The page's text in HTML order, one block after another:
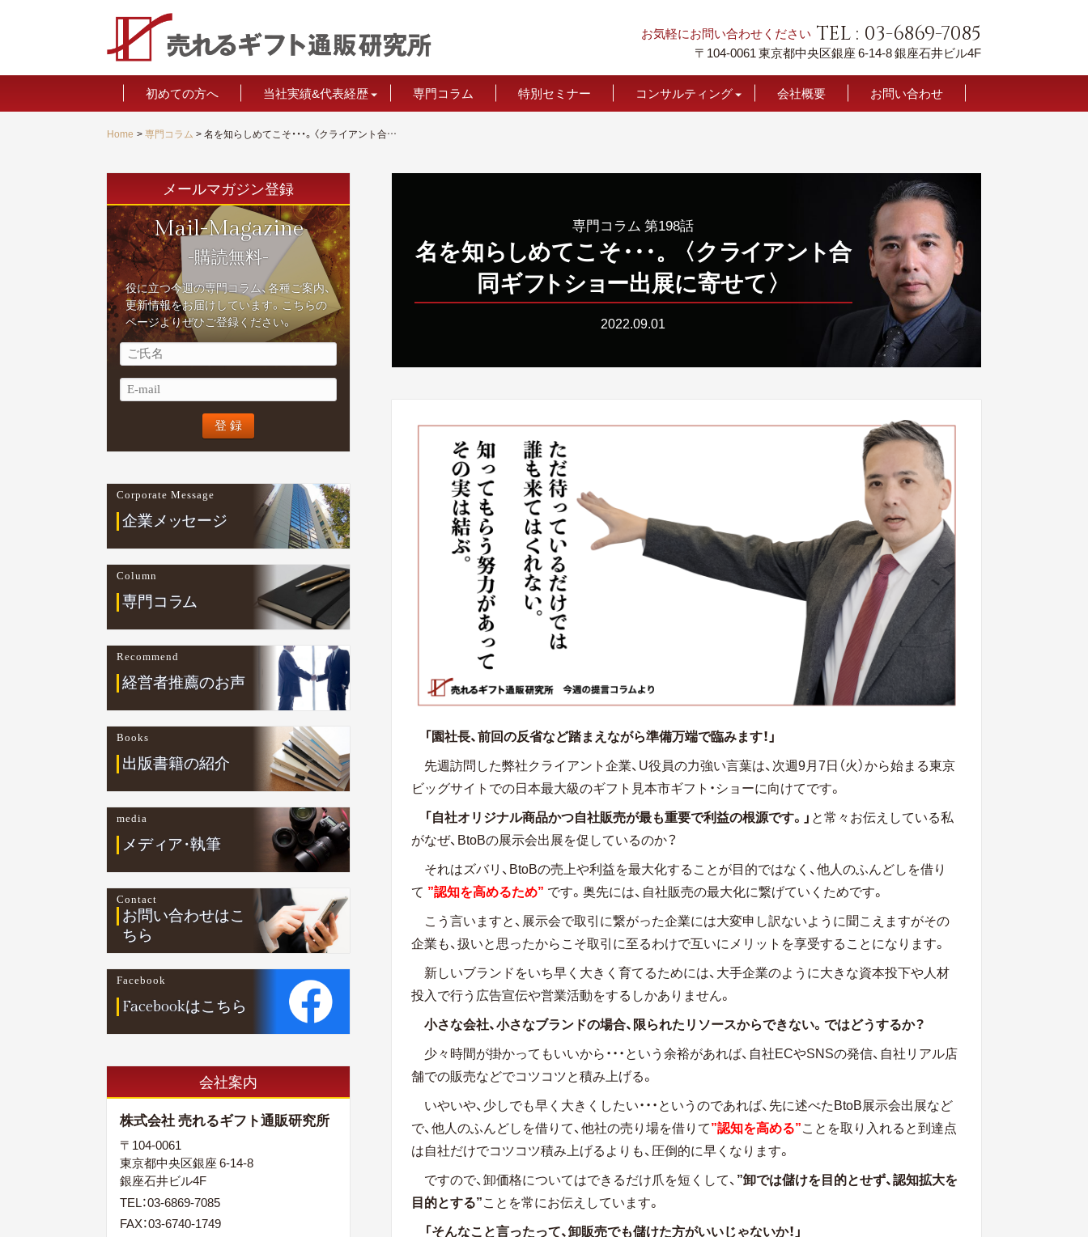
お気軽にお問い合わせください TEL : 03-6869-7085
〒104-0061東京都中央区銀座 6-14-8銀座石井ビル4F
初めての方へ
当社実績&代表経歴
経営者推薦のお声
専門コラム 特別セミナー
コンサルティング
価格について
会社概要 お問い合わせ
Home 専門コラム 名を知らしめてこそ・・・。〈クライアント合同ギフトショー出展に寄せて〉
専門コラム 第198話
名を知ら しめてこ そ・・・。 〈ク ライアン ト合
同ギフトショー出展に寄せて〉
2022.09.01
「園社長、前回の反省など踏まえながら準備万端で臨みます！」
先週訪問した弊社クライアント企業、U役員の力強い言葉は、次週9月7日（火）から始まる東京
ビッグサイトでの日本最大級のギフト見本市ギフト・ショーに向けてです。
「自社オリジナル商品かつ自社販売が最も重要で利益の根源です。」 と常々お伝えしている私
がなぜ、BtoBの展示会出展を促しているのか？
それはズバリ、BtoBの売上や利益を最大化することが目的ではなく、他人のふんどしを借り
て ”認知を高めるため” です。奥先には、自社販売の最大化に繋げていくためです。
こう言いますと、展示会で取引に繋がった企業には大変申し訳ないように聞こえますがその
企業も、扱いと思ったからこそ取引に至るわけで互いにメリットを享受することになります。
新しいブランドをいち早く大きく育てるためには、大手企業のように大きな資本投下や人材
投入で行う広告宣伝や営業活動をするしかありません。
小さな会社、小さなブランドの場合、限られたリソースからできない。ではどうするか？
少々時間が掛かってもいいから・・・という余裕があれば、自社ECやSNSの発信、自社リアル店
舗での販売などでコツコツと積み上げる。
いやいや、少しでも早く大きくしたい・・・というのであれば、先に述べたBtoB展示会出展など
で、他人のふんどしを借りて、他社の売り場を借りて”認知を高める”ことを取り入れると到達点
は自社だけでコツコツ積み上げるよりも、圧倒的に早くなります。
ですので、卸価格についてはできるだけ爪を短くして、 ”卸では儲けを目的とせず、認知拡大を
目的とする”ことを常にお伝えしています。
「そんなこと言ったって、卸販売でも儲けた方がいいじゃないか！」
メールマガジン登録
Mail-Magazine
-購読無料-
役に立つ今週の専門コラム、各種ご案内、
更新情報をお届けしています。こちらの
ページよりぜひご登録ください。
Corporate Message
企業メ ッセージ
Column
専門コ ラム
Recommend
経営者推薦のお声
Books
出版書籍の紹介
media
メディア・執筆
Contact
お問い合わせはこ
ちら
Facebook
Facebookはこちら
会社案内
株式会社 売れるギフト通販研究所
〒104-0061
東京都中央区銀座 6-14-8
銀座石井ビル4F
TEL：03-6869-7085
FAX：03-6740-1749